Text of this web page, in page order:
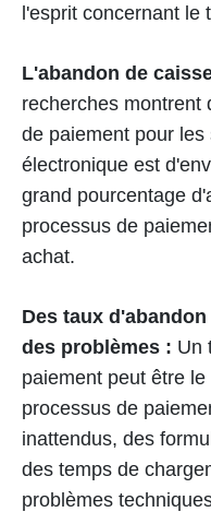
l'esprit concernant le
L'abandon de
recherches montrent
de paiement pour
électronique est
grand pourcentage
processus de
achat.
Des taux
des problèmes : Un
paiement peut être
processus de
inattendus, des
des temps de
problèmes